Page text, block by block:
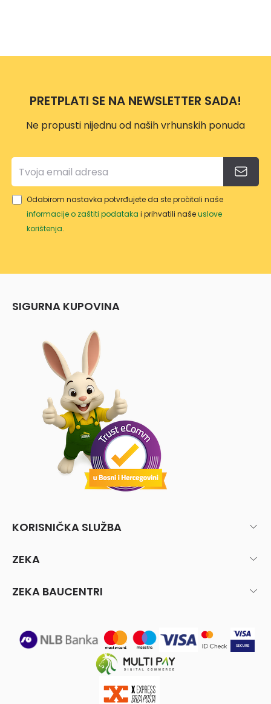
PRETPLATI SE NA NEWSLETTER SADA!
Ne propusti nijednu od naših vrhunskih ponuda
Odabirom nastavka potvrđujete da ste pročitali naše
informacije o zaštiti podataka i prihvatili našeuslove
korištenja.
SIGURNA KUPOVINA
KORISNIČKA SLUŽBA
ZEKA
ZEKA BAUCENTRI